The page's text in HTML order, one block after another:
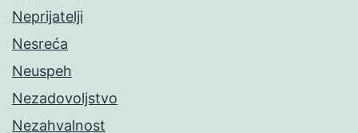
Neprijatelji
Nesreća
Neuspeh
Nezadovoljstvo
Nezahvalnost